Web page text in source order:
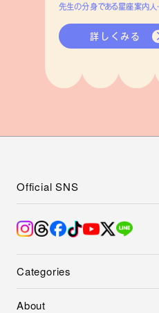
先生の分身である星座案内人・
詳しくみる
Categories
About
Official SNS